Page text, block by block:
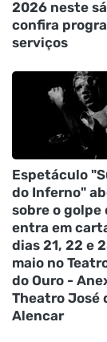
2026 neste
confira
serviços
Espetáculo
do Inferno"
sobre o golpe
entra em
dias 21, 22 e
maio no
do Ouro -
Theatro José
Alencar